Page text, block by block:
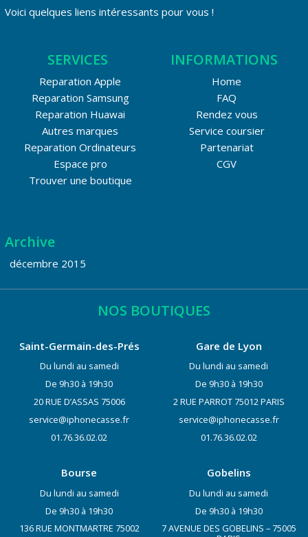
Voici quelques liens intéressants pour vous !
SERVICES
Reparation Apple
Reparation Samsung
Reparation Huawai
Autres marques
Reparation Ordinateurs
Espace pro
Trouver une boutique
INFORMATIONS
Home
FAQ
Rendez vous
Service coursier
Partenariat
CGV
Archive
décembre 2015
NOS BOUTIQUES
Saint-Germain-des-Prés
Du lundi au samedi
De 9h30 à 19h30
20 RUE D’ASSAS 75006
service@iphonecasse.fr
01.76.36.02.02
Gare de Lyon
Du lundi au samedi
De 9h30 à 19h30
2 RUE PARROT 75012 PARIS
service@iphonecasse.fr
01.76.36.02.02
Bourse
Du lundi au samedi
De 9h30 à 19h30
136 RUE MONTMARTRE 75002
Gobelins
Du lundi au samedi
De 9h30 à 19h30
7 AVENUE DES GOBELINS – 75005